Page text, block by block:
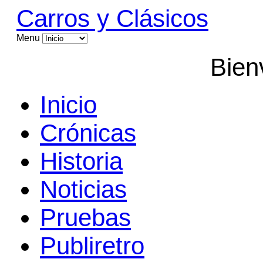
Carros y Clásicos
Menu
Inicio
Crónicas
Historia
Noticias
Pruebas
Publiretro